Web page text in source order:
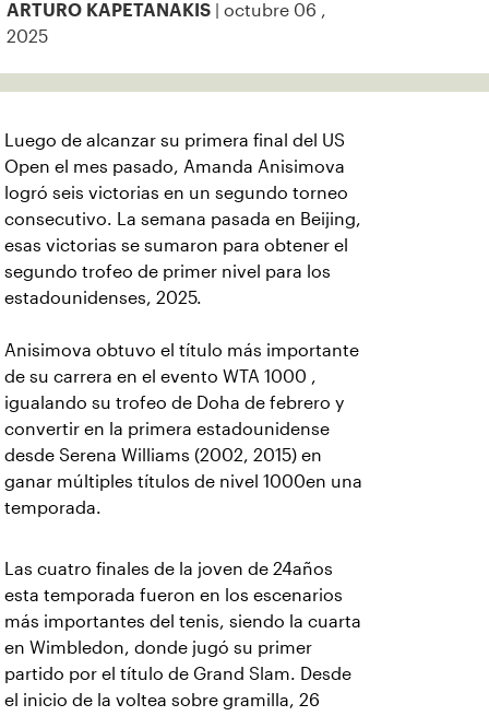
ARTURO KAPETANAKIS
| octubre 06 ,
2025
Luego de alcanzar su primera final del US
Open el mes pasado, Amanda Anisimova
logró seis victorias en un segundo torneo
consecutivo. La semana pasada en Beijing,
esas victorias se sumaron para obtener el
segundo trofeo de primer nivel para los
estadounidenses, 2025.
Anisimova obtuvo el título más importante
de su carrera en el evento WTA 1000 ,
igualando su trofeo de Doha de febrero y
convertir en la primera estadounidense
desde Serena Williams (2002, 2015) en
ganar múltiples títulos de nivel 1000en una
temporada.
Las cuatro finales de la joven de 24años
esta temporada fueron en los escenarios
más importantes del tenis, siendo la cuarta
en Wimbledon, donde jugó su primer
partido por el título de Grand Slam. Desde
el inicio de la voltea sobre gramilla, 26